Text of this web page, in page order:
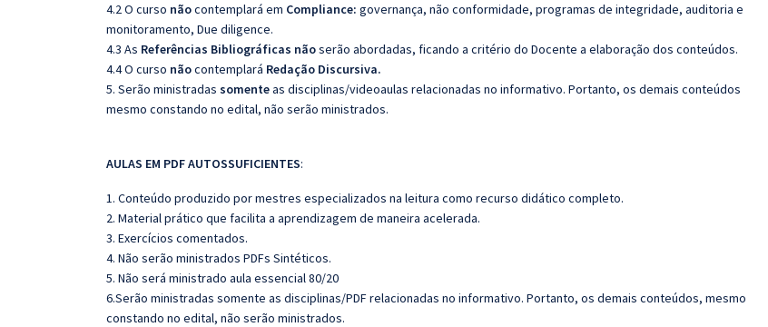
4.2 O curso nãocontemplará em Compliance: governança, não conformidade, programas de integridade, auditoria e
monitoramento, Due diligence.
4.3 As Referências Bibliográficas nãoserão abordadas, ficando a critério do Docente a elaboração dos conteúdos.
4.4 O curso nãocontemplará Redação Discursiva.
5. Serão ministradas somenteas disciplinas/videoaulas relacionadas no informativo. Portanto, os demais conteúdos
mesmo constando no edital, não serão ministrados.
AULAS EM PDF AUTOSSUFICIENTES:
1. Conteúdo produzido por mestres especializados na leitura como recurso didático completo.
2. Material prático que facilita a aprendizagem de maneira acelerada.
3. Exercícios comentados.
4. Não serão ministrados PDFs Sintéticos.
5. Não será ministrado aula essencial 80/20
6.Serão ministradas somente as disciplinas/PDF relacionadas no informativo. Portanto, os demais conteúdos, mesmo
constando no edital, não serão ministrados.